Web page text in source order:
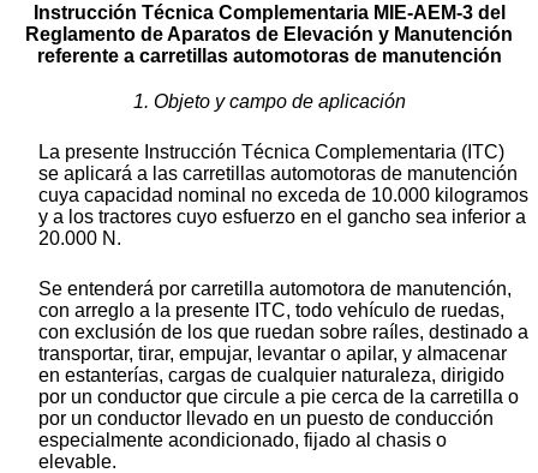
Instrucción Técnica Complementaria MIE-AEM-3 del
Reglamento de Aparatos de Elevación y Manutención
referente a carretillas automotoras de manutención
1. Objeto y campo de aplicación
La presente Instrucción Técnica Complementaria (ITC)
se aplicará a las carretillas automotoras de manutención
cuya capacidad nominal no exceda de 10.000 kilogramos
y a los tractores cuyo esfuerzo en el gancho sea inferior a
20.000 N.
Se entenderá por carretilla automotora de manutención,
con arreglo a la presente ITC, todo vehículo de ruedas,
con exclusión de los que ruedan sobre raíles, destinado a
transportar, tirar, empujar, levantar o apilar, y almacenar
en estanterías, cargas de cualquier naturaleza, dirigido
por un conductor que circule a pie cerca de la carretilla o
por un conductor llevado en un puesto de conducción
especialmente acondicionado, fijado al chasis o
elevable.